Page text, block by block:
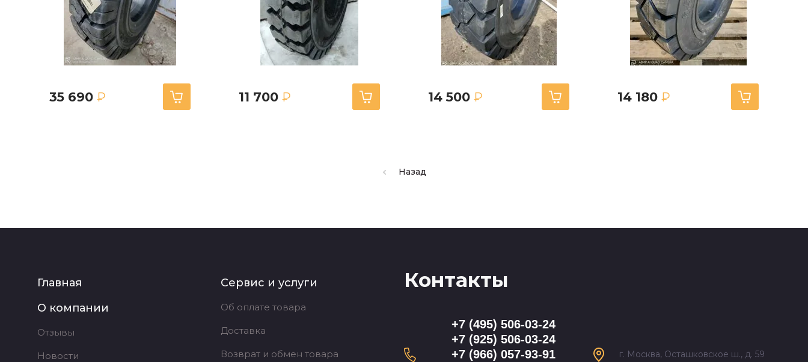
35 690 ₽ 11 700 ₽ 14 500 ₽ 14 180 ₽
Назад
Главная
О компании
Отзывы
Новости
Сервис и услуги
Об оплате товара
Доставка
Возврат и обмен товара
Контакты
+7 (495) 506-03-24
+7 (925) 506-03-24
+7 (966) 057-93-91
г. Москва, Осташковское ш., д. 59